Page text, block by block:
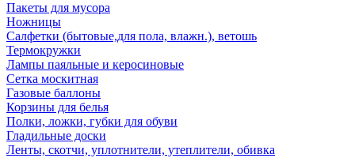
Пакеты для мусора
Ножницы
Салфетки (бытовые,для пола, влажн.), ветошь
Термокружки
Лампы паяльные и керосиновые
Сетка москитная
Газовые баллоны
Корзины для белья
Полки, ложки, губки для обуви
Гладильные доски
Ленты, скотчи, уплотнители, утеплители, обивка